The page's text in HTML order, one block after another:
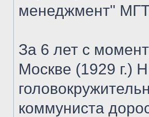
менеджмент"
За 6 лет с
Москве (1929 г.)
коммуниста